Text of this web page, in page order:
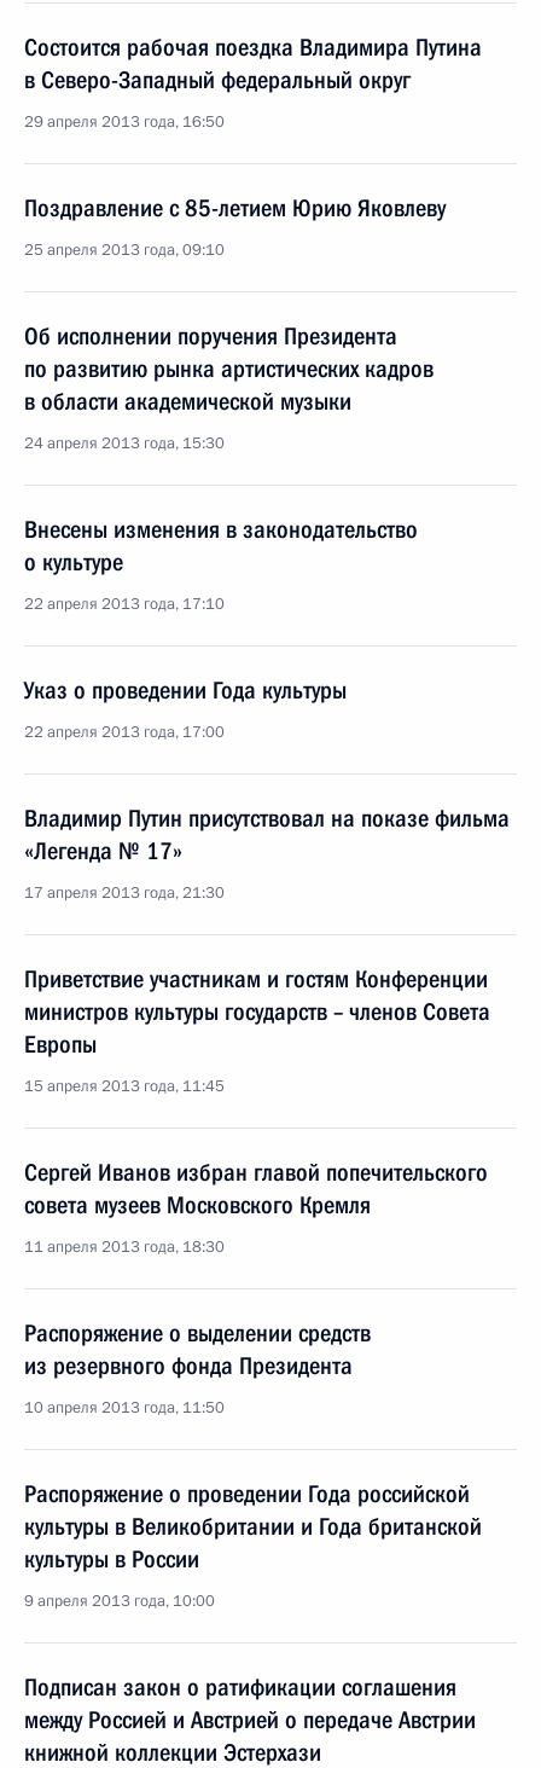
Состоится рабочая поездка Владимира Путина
в Северо-Западный федеральный округ
29 апреля 2013 года, 16:50
Поздравление с 85-летием Юрию Яковлеву
25 апреля 2013 года, 09:10
Об исполнении поручения Президента
по развитию рынка артистических кадров
в области академической музыки
24 апреля 2013 года, 15:30
Внесены изменения в законодательство
о культуре
22 апреля 2013 года, 17:10
Указ о проведении Года культуры
22 апреля 2013 года, 17:00
Владимир Путин присутствовал на показе фильма
«Легенда № 17»
17 апреля 2013 года, 21:30
Приветствие участникам и гостям Конференции
министров культуры государств – членов Совета
Европы
15 апреля 2013 года, 11:45
Сергей Иванов избран главой попечительского
совета музеев Московского Кремля
11 апреля 2013 года, 18:30
Распоряжение о выделении средств
из резервного фонда Президента
10 апреля 2013 года, 11:50
Распоряжение о проведении Года российской
культуры в Великобритании и Года британской
культуры в России
9 апреля 2013 года, 10:00
Подписан закон о ратификации соглашения
между Россией и Австрией о передаче Австрии
книжной коллекции Эстерхази